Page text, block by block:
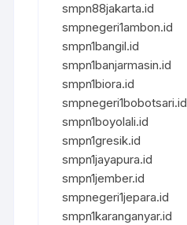
smpn88jakarta.id
smpnegeri1ambon.id
smpn1bangil.id
smpn1banjarmasin.id
smpn1biora.id
smpnegeri1bobotsari.id
smpn1boyolali.id
smpn1gresik.id
smpn1jayapura.id
smpn1jember.id
smpnegeri1jepara.id
smpn1karanganyar.id